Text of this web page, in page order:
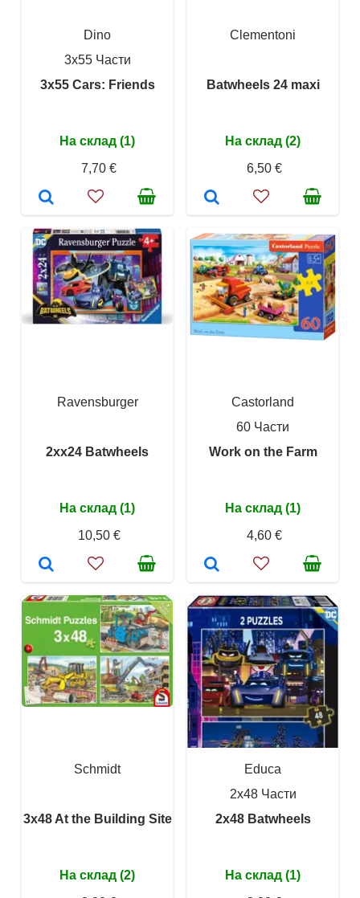
Dino
3x55 Части
3x55 Cars: Friends
На склад (1)
7,70 €
Clementoni
Batwheels 24 maxi
На склад (2)
6,50 €
Ravensburger
2xx24 Batwheels
На склад (1)
10,50 €
Castorland
60 Части
Work on the Farm
На склад (1)
4,60 €
Schmidt
3x48 At the Building Site
На склад (2)
Educa
2x48 Части
2x48 Batwheels
На склад (1)